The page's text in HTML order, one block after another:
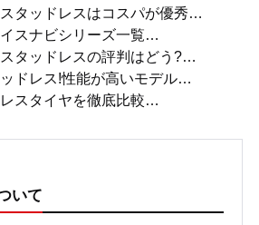
タッドレスはコスパが優秀…
スナビシリーズ一覧…
タッドレスの評判はどう?…
ドレス!性能が高いモデル…
スタイヤを徹底比較…
いて